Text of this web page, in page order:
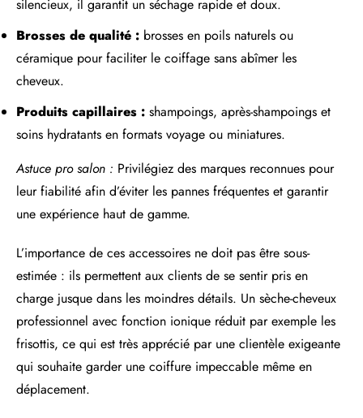
silencieux, il garantit un séchage rapide et doux.
Brosses de qualité : brosses en poils naturels ou
céramique pour faciliter le coiffage sans abîmer les
cheveux.
Produits capillaires : shampoings, après-shampoings et
soins hydratants en formats voyage ou miniatures.
Astuce pro salon : Privilégiez des marques reconnues pour
leur fiabilité afin d’éviter les pannes fréquentes et garantir
une expérience haut de gamme.
L’importance de ces accessoires ne doit pas être sous-
estimée : ils permettent aux clients de se sentir pris en
charge jusque dans les moindres détails. Un sèche-cheveux
professionnel avec fonction ionique réduit par exemple les
frisottis, ce qui est très apprécié par une clientèle exigeante
qui souhaite garder une coiffure impeccable même en
déplacement.